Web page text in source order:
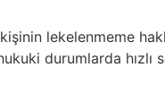
lekelenmeme
durumlarda hızlı